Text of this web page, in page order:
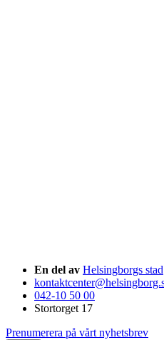
En del av Helsingborgs stad
042-10 50 00
Stortorget 17
Prenumerera på vårt nyhetsbrev